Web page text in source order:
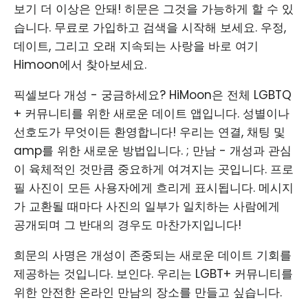
보기 더 이상은 안돼! 히문은 그것을 가능하게 할 수 있
습니다. 무료로 가입하고 검색을 시작해 보세요. 우정,
데이트, 그리고 오래 지속되는 사랑을 바로 여기
Himoon에서 찾아보세요.
픽셀보다 개성 - 궁금하세요? HiMoon은 전체 LGBTQ
+ 커뮤니티를 위한 새로운 데이트 앱입니다. 성별이나
선호도가 무엇이든 환영합니다! 우리는 연결, 채팅 및
amp를 위한 새로운 방법입니다. ; 만남 - 개성과 관심
이 육체적인 것만큼 중요하게 여겨지는 곳입니다. 프로
필 사진이 모든 사용자에게 흐리게 표시됩니다. 메시지
가 교환될 때마다 사진의 일부가 일치하는 사람에게
공개되며 그 반대의 경우도 마찬가지입니다!
희문의 사명은 개성이 존중되는 새로운 데이트 기회를
제공하는 것입니다. 보인다. 우리는 LGBT+ 커뮤니티를
위한 안전한 온라인 만남의 장소를 만들고 싶습니다.